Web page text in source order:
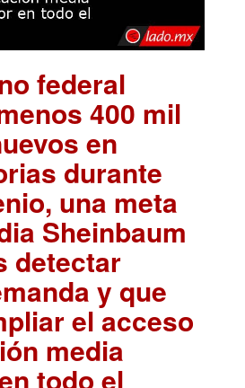
federal
400 mil
en
durante
una meta
Sheinbaum
detectar
y que
el acceso
media
todo el